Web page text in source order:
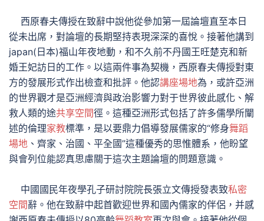
西原春夫傳授在致辭中說他從參加第一屆論壇直至本日
從未出席，對論壇的長期堅持表現深深的喜悅。接著他講到
japan(日本)福山年夜地動，和不久前不丹國王旺楚克和新
婚王妃訪日的工作。以這兩件事為契機，西原春夫傳授對東
方的發展形式作出檢查和批評。他認講座場地為，或許亞洲
的世界觀才是亞洲經濟與政治影響力對于世界彼此感化、解
救人類的途共享空間徑。這種亞洲形式包括了許多儒學所闡
述的倫理家教標準，是以要鼎力倡導發展儒家的“修身舞蹈
場地 、齊家、治國、平全國”這種優秀的思惟體系，他盼望
與會列位能認真思慮關于這次主題論壇的問題意識。
中國國民年夜學孔子研討院院長張立文傳授發表致私密
空間辭。他在致辭中起首歡迎世界和國內儒家的伴侶，并感